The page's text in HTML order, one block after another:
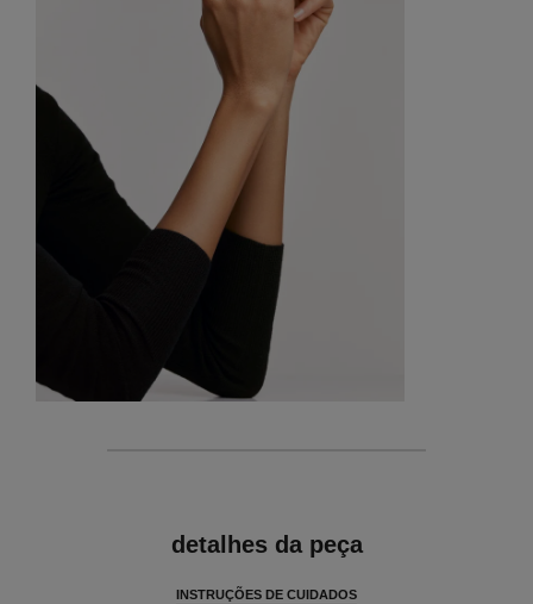
detalhes da peça
INSTRUÇÕES DE CUIDADOS